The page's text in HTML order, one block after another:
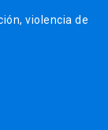
violencia de